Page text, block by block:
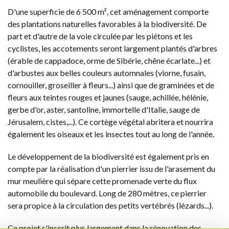
D'une superficie de 6 500 m², cet aménagement comporte
des plantations naturelles favorables à la biodiversité. De
part et d'autre de la voie circulée par les piétons et les
cyclistes, les accotements seront largement plantés d'arbres
(érable de cappadoce, orme de Sibérie, chêne écarlate...) et
d'arbustes aux belles couleurs automnales (viorne, fusain,
cornouiller, groseiller à fleurs...) ainsi que de graminées et de
fleurs aux teintes rouges et jaunes (sauge, achillée, hélénie,
gerbe d'or, aster, santoline, immortelle d'Italie, sauge de
Jérusalem, cistes,...). Ce cortège végétal abritera et nourrira
également les oiseaux et les insectes tout au long de l'année.
Le développement de la biodiversité est également pris en
compte par la réalisation d'un pierrier issu de l'arasement du
mur meulière qui sépare cette promenade verte du flux
automobile du boulevard. Long de 280 mètres, ce pierrier
sera propice à la circulation des petits vertébrés (lézards...).